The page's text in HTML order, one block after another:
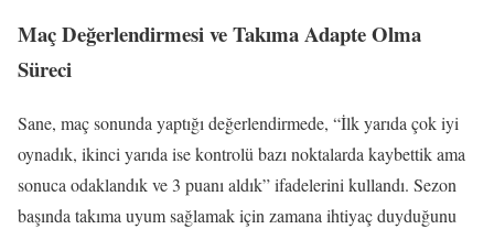
Maç Değerlendirmesi ve Takıma Adapte Olma
Süreci
Sane, maç sonunda yaptığı değerlendirmede, “İlk yarıda çok iyi
oynadık, ikinci yarıda ise kontrolü bazı noktalarda kaybettik ama
sonuca odaklandık ve 3 puanı aldık” ifadelerini kullandı. Sezon
başında takıma uyum sağlamak için zamana ihtiyaç duyduğunu